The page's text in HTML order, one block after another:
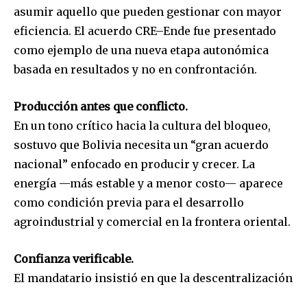
asumir aquello que pueden gestionar con mayor
eficiencia. El acuerdo CRE–Ende fue presentado
como ejemplo de una nueva etapa autonómica
basada en resultados y no en confrontación.
Producción antes que conflicto.
En un tono crítico hacia la cultura del bloqueo,
sostuvo que Bolivia necesita un “gran acuerdo
nacional” enfocado en producir y crecer. La
energía —más estable y a menor costo— aparece
como condición previa para el desarrollo
agroindustrial y comercial en la frontera oriental.
Confianza verificable.
El mandatario insistió en que la descentralización